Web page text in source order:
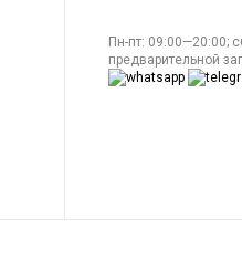
Пн-пт: 09:00—20:00;
предварительной